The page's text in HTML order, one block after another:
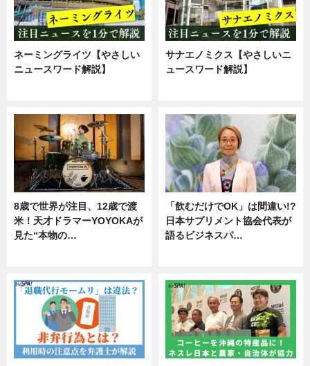
ネーミングライツ【やさしい
ニュースワード解説】
サナエノミクス【やさしいニ
ュースワード解説】
8歳で世界が注目、12歳で渡
米！天才ドラマーYOYOKAが
見た“本物の…
「飲むだけでOK」は間違い!?
日本サプリメント協会代表が
語るビジネスパ…